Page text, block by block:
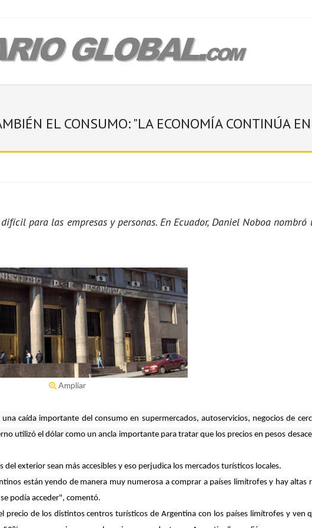
EL CONSUMO: "LA ECONOMÍA CONTINÚA
para las empresas y personas. En Ecuador, Daniel Noboa nombró
Ampliar
caída importante del consumo en supermercados, autoservicios, negocios de
utilizó el dólar como un ancla importante para tratar que los precios en pesos
exterior sean más accesibles y eso perjudica los mercados turísticos locales.
están yendo de manera muy numerosa a comprar a países limítrofes y hay altas
podía acceder", comentó.
precio de los distintos centros turísticos de Argentina con los países limítrofes y ven